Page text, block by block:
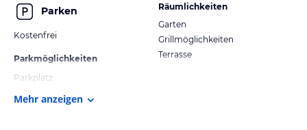
Parken
Kostenfrei
Parkmöglichkeiten
Parkplatz
Räumlichkeiten
Garten
Grillmöglichkeiten
Terrasse
Mehr anzeigen